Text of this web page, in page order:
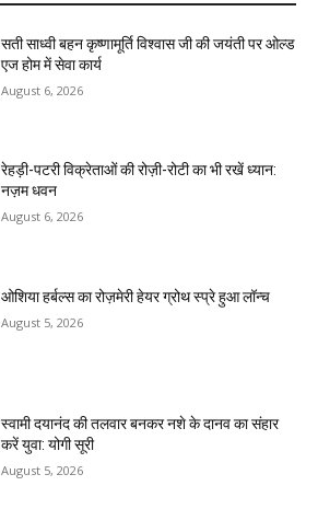
सती साध्वी बहन कृष्णामूर्ति विश्वास जी की जयंती पर ओल्ड
एज होम में सेवा कार्य
August 6, 2026
रेहड़ी-पटरी विक्रेताओं की रोज़ी-रोटी का भी रखें ध्यान:
नज़म धवन
August 6, 2026
ओशिया हर्बल्स का रोज़मेरी हेयर ग्रोथ स्प्रे हुआ लॉन्च
August 5, 2026
स्वामी दयानंद की तलवार बनकर नशे के दानव का संहार
करें युवा: योगी सूरी
August 5, 2026